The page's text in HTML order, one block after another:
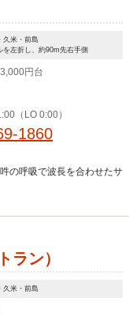
久米・前島
を左折し、約90m先右手側
円台
（LO 0:00）
1860
の呼吸で波長を合わせたサ
ラン）
久米・前島